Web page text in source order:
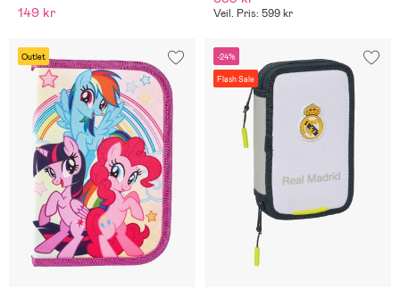
149 kr Veil. Pris: 599 kr
Outlet -24%
Flash Sale